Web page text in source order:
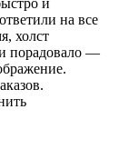
на все
холст
порадовало —